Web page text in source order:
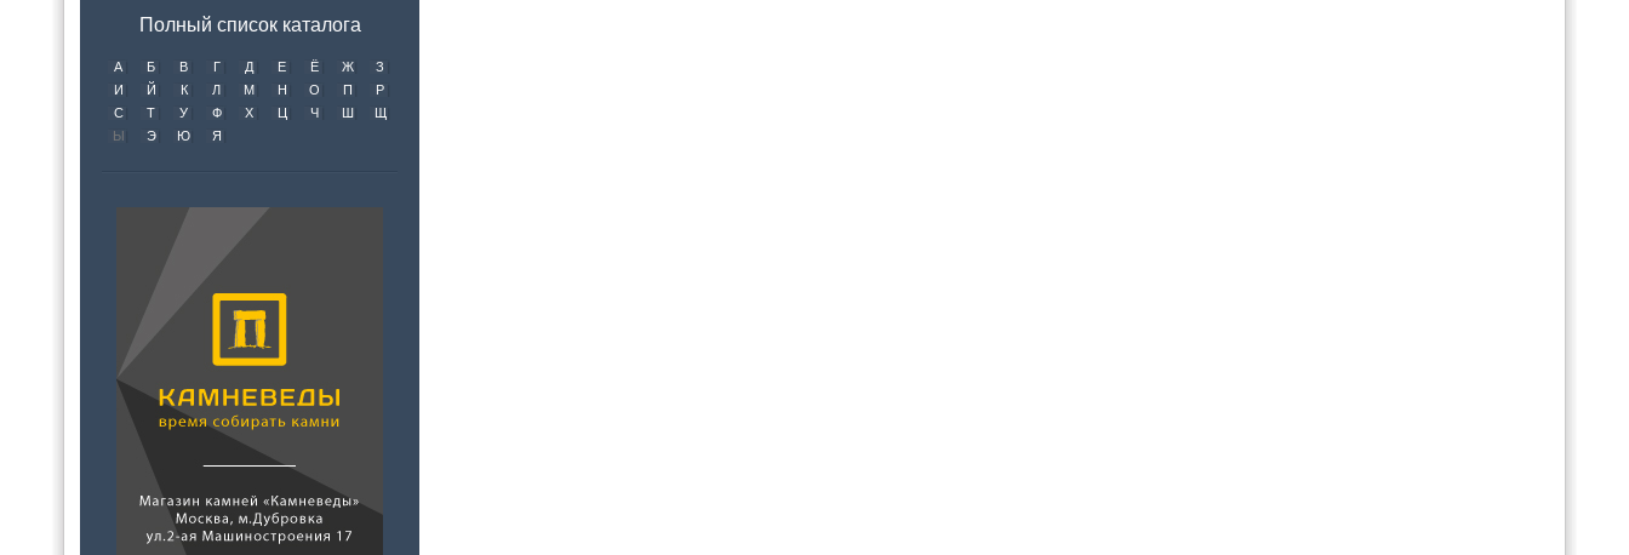
Полный список каталога
А Б В Г Д Е Ё Ж
З
И
Й К Л М Н О П
Р
С
Т У Ф Х Ц Ч Ш
Щ
Ы
Э Ю Я